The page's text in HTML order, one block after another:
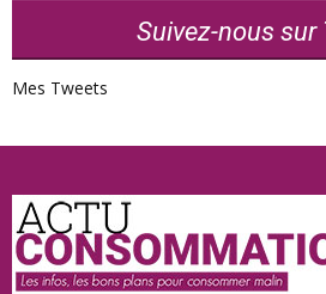
Suivez-nous sur
Mes Tweets